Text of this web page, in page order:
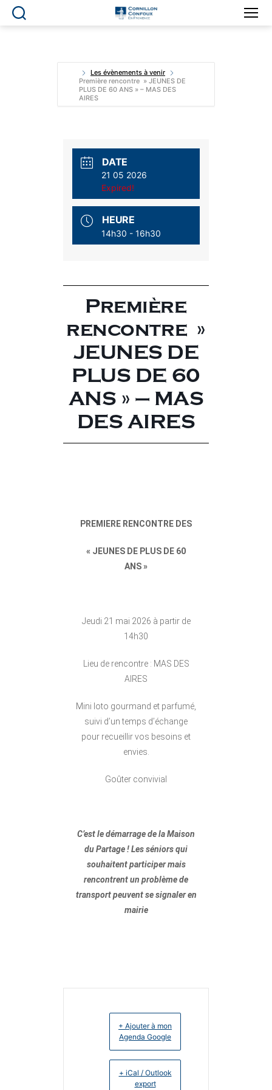
Ville
Confoux
en
Provence
Les évènements à venir
Première rencontre » JEUNES DE
PLUS DE 60 ANS » – MAS DES
AIRES
DATE
21 05 2026
Expired!
HEURE
14h30 - 16h30
Première
rencontre »
JEUNES DE
PLUS DE 60
ANS » – MAS
DES AIRES
PREMIERE RENCONTRE DES
« JEUNES DE PLUS DE 60
ANS »
Jeudi 21 mai 2026 à partir de
14h30
Lieu de rencontre : MAS DES
AIRES
Mini loto gourmand et parfumé,
suivi d’un temps d’échange
pour recueillir vos besoins et
envies.
Goûter convivial
C’est le démarrage de la Maison
du Partage ! Les séniors qui
souhaitent participer mais
rencontrent un problème de
transport peuvent se signaler en
mairie
+ Ajouter à mon
Agenda Google
+ iCal / Outlook
export